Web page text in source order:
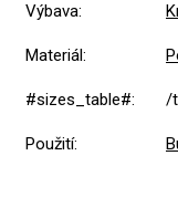
Výbava:
Materiál:
#sizes_table#: /
Použití: